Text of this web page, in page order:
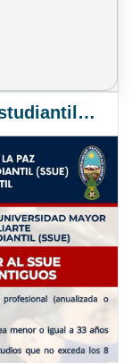
Seguro Social Universitario Estudiantil SSUE